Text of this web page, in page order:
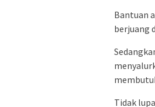
Bantuan
berjuang
Tidak